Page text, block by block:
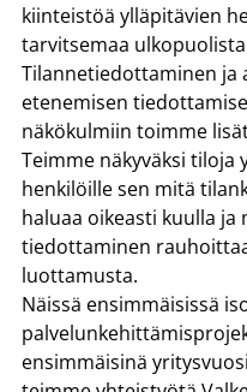
kiinteistöä ylläpitävien
tarvitsemaa
Tilannetiedottaminen ja
etenemisen
näkökulmiin toimme
Teimme näkyväksi tiloja
henkilöille sen mitä
haluaa oikeasti kuulla ja
tiedottaminen
luottamusta.
Näissä ensimmäisissä
ensimmäisinä